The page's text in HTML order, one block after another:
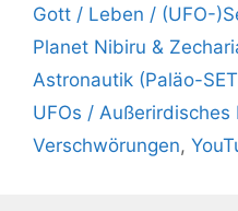
Gott / Leben / (UFO-
Planet Nibiru &
Astronautik (Paläo-
UFOs / Außerirdisches
Verschwörungen,